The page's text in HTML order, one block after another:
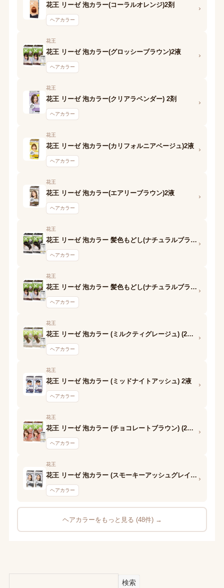
花王 リーゼ 泡カラー(コーラルオレンジ)2剤
ヘアカラー
›
花王
花王 リーゼ 泡カラー(グロッシーブラウン)2液
ヘアカラー
›
花王
花王 リーゼ 泡カラー(クリアラベンダー) 2剤
ヘアカラー
›
花王
花王 リーゼ 泡カラー(カリフォルニアベージュ)2液
ヘアカラー
›
花王
花王 リーゼ 泡カラー(エアリーブラウン)2液
ヘアカラー
›
花王
花王 リーゼ 泡カラー 髪色もどし(ナチュラルブラック)2液
ヘアカラー
›
花王
花王 リーゼ 泡カラー 髪色もどし(ナチュラルブラウン)2液
ヘアカラー
›
花王
花王 リーゼ 泡カラー (ミルクティグレージュ) (2液d)
ヘアカラー
›
花王
花王 リーゼ 泡カラー (ミッドナイトアッシュ) 2液
ヘアカラー
›
花王
花王 リーゼ 泡カラー (チョコレートブラウン) (2液d)
ヘアカラー
›
花王
花王 リーゼ 泡カラー (スモーキーアッシュグレイ) 2液
ヘアカラー
›
ヘアカラーをもっと見る (48件) →
検索